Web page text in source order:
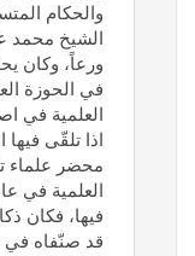
والحكام
الشيخ محمد
ورعاً، وكان
في الحوزة
اذا تلقّى
محضر علماء
فيها، فكان
قد صنّفاه في